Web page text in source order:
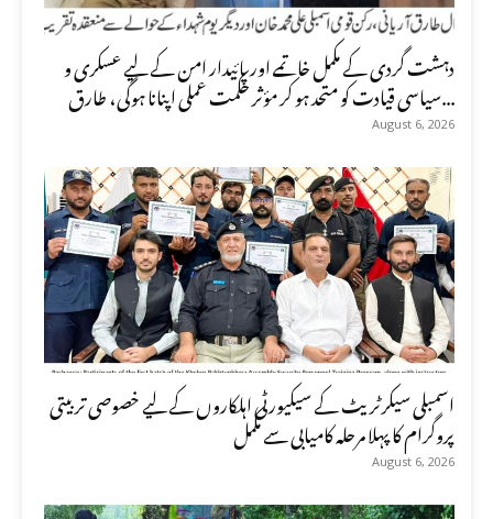
دہشت گردی کے مکمل خاتمے اور پائیدار امن کے لیے عسکری و
سیاسی قیادت کو متحد ہو کر مؤثر حکمت عملی اپنانا ہوگی، طارق...
August 6, 2026
اسمبلی سیکرٹریٹ کے سیکیورٹی اہلکاروں کے لیے خصوصی تربیتی
پروگرام کا پہلا مرحلہ کامیابی سے مکمل
August 6, 2026